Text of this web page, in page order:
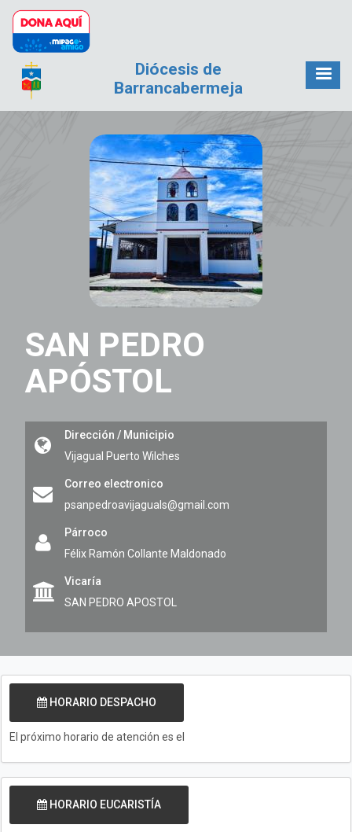
Pasar al contenido principal
Diócesis de
Barrancabermeja
SAN PEDRO
APÓSTOL
Dirección / Municipio
Vijagual Puerto Wilches
Correo electronico
psanpedroavijaguals@gmail.com
Párroco
Félix Ramón Collante Maldonado
Vicaría
SAN PEDRO APOSTOL
HORARIO DESPACHO
El próximo horario de atención es el
HORARIO EUCARISTÍA